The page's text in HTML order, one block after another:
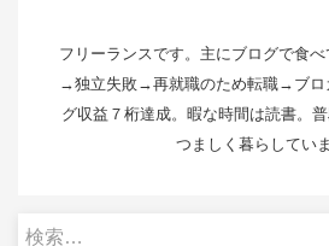
フリーランスです。主にブログで食
→独立失敗→再就職のため転職→ブロ
グ収益７桁達成。暇な時間は読書。
つましく暮らしていま
検